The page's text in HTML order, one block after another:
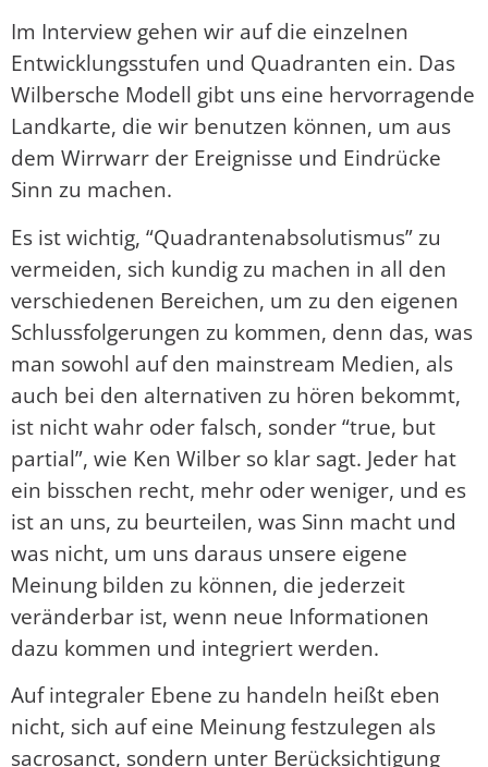
Im Interview gehen wir auf die einzelnen
Entwicklungsstufen und Quadranten ein. Das
Wilbersche Modell gibt uns eine hervorragende
Landkarte, die wir benutzen können, um aus
dem Wirrwarr der Ereignisse und Eindrücke
Sinn zu machen.
Es ist wichtig, “Quadrantenabsolutismus” zu
vermeiden, sich kundig zu machen in all den
verschiedenen Bereichen, um zu den eigenen
Schlussfolgerungen zu kommen, denn das, was
man sowohl auf den mainstream Medien, als
auch bei den alternativen zu hören bekommt,
ist nicht wahr oder falsch, sonder “true, but
partial”, wie Ken Wilber so klar sagt. Jeder hat
ein bisschen recht, mehr oder weniger, und es
ist an uns, zu beurteilen, was Sinn macht und
was nicht, um uns daraus unsere eigene
Meinung bilden zu können, die jederzeit
veränderbar ist, wenn neue Informationen
dazu kommen und integriert werden.
Auf integraler Ebene zu handeln heißt eben
nicht, sich auf eine Meinung festzulegen als
sacrosanct, sondern unter Berücksichtigung